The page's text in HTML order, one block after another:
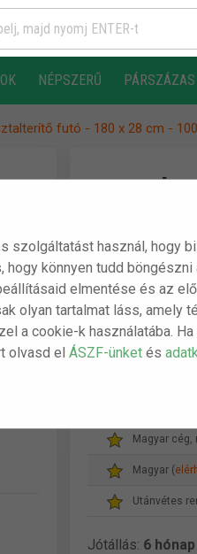
szolgáltatást használ, hogy
hogy könnyen tudd
elmentése és az
olyan tartalmat láss, amely
a cookie-k használatába.
olvasd elÁSZF-ünket és
NÉPSZERŰ PÁRSZÁZAS
futó - 180 x 28 cm -
A csomag
- 1 db
100%
Magyar cég,
Magyar (
Utánvétes
Jótállás: 6 hónap